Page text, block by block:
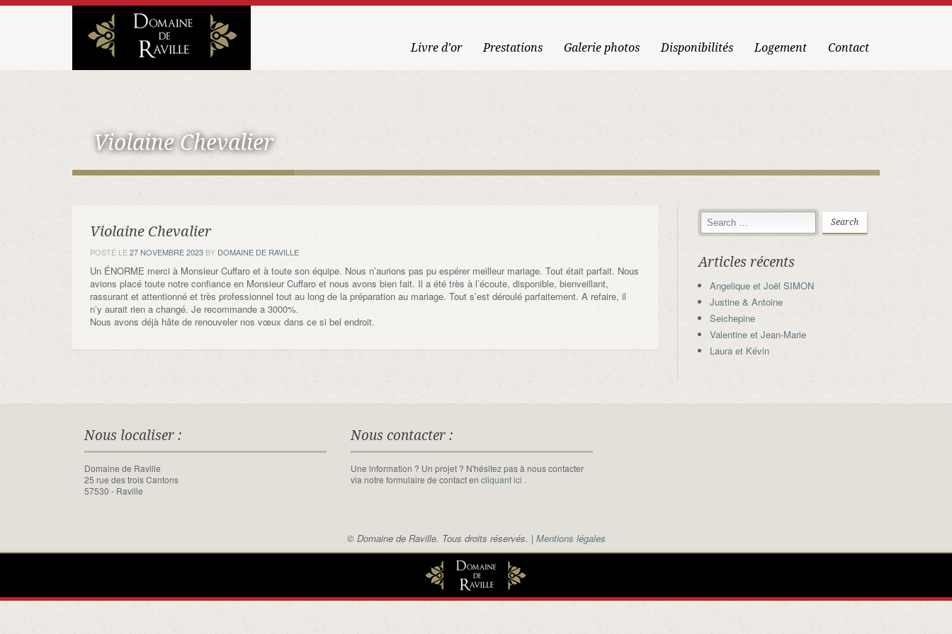
Livre d’or Prestations Galerie photos Disponibilités Logement Contact
Violaine Chevalier
Violaine Chevalier
POSTÉ LE27 NOVEMBRE 2023 BY DOMAINE DE RAVILLE
Un ÉNORME merci à Monsieur Cuffaro et à toute son équipe. Nous n’aurions pas pu espérer meilleur mariage. Tout était parfait. Nous
avions placé toute notre confiance en Monsieur Cuffaro et nous avons bien fait. Il a été très à l’écoute, disponible, bienveillant,
rassurant et attentionné et très professionnel tout au long de la préparation au mariage. Tout s’est déroulé parfaitement. A refaire, il
n’y aurait rien a changé. Je recommande a 3000%.
Nous avons déjà hâte de renouveler nos vœux dans ce si bel endroit.
Articles récents
Angelique et Joël SIMON
Justine & Antoine
Seichepine
Valentine et Jean-Marie
Laura et Kévin
Nous localiser :
Domaine de Raville
25 rue des trois Cantons
57530 - Raville
Nous contacter :
Une information ? Un projet ? N'hésitez pas à nous contacter
via notre formulaire de contact encliquant ici .
© Domaine de Raville. Tous droits réservés. | Mentions légales